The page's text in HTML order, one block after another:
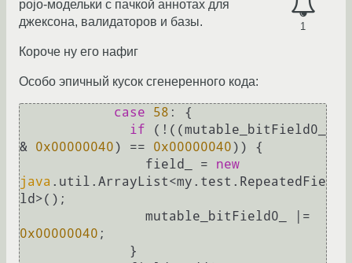
1
pojo-модельки с пачкой аннотах для
джексона, валидаторов и базы.
Короче ну его нафиг
Особо эпичный кусок сгенеренного кода:
case 58 : {
if (!((mutable_bitField0_
& 0x00000040) == 0x00000040)) {
                field_ =
new
java .util.ArrayList<my.test.RepeatedFie
ld>();
0x00000040 ;